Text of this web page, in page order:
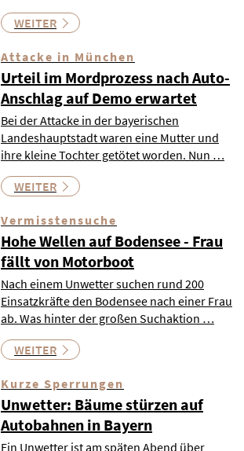
WEITER
Attacke in München
Urteil im Mordprozess nach Auto-
Anschlag auf Demo erwartet
Bei der Attacke in der bayerischen
Landeshauptstadt waren eine Mutter und
ihre kleine Tochter getötet worden. Nun …
WEITER
Vermisstensuche
Hohe Wellen auf Bodensee - Frau
fällt von Motorboot
Nach einem Unwetter suchen rund 200
Einsatzkräfte den Bodensee nach einer Frau
ab. Was hinter der großen Suchaktion …
WEITER
Kurze Sperrungen
Unwetter: Bäume stürzen auf
Autobahnen in Bayern
Ein Unwetter ist am späten Abend über